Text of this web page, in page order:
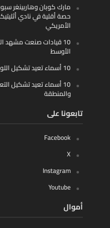
مارك كوبان وهاربينغر
حصة أقلية في نادي
الأمريكي
10 قيادات صنعت مشهد
الأوسط
10 أسماء تعيد تشكيل اللوجستيات الذكية في الخليج
10 أسماء تعيد تشكيل
والمنطقة
تابعونا على
Facebook
X
Instagram
Youtube
أموال